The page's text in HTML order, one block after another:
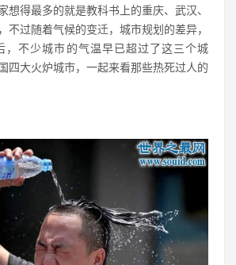
想得最多的就是教科书上的重庆、武汉、
不过随着气候的变迁，城市规划的差异，
，不少城市的气温早已超过了这三个城
四大火炉城市，一起来看那些热死过人的